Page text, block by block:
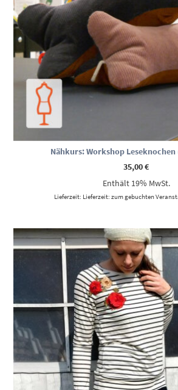
Nähkurs: Workshop Leseknochen
35,00€
Enthält 19% MwSt.
Lieferzeit: Lieferzeit: zum gebuchten